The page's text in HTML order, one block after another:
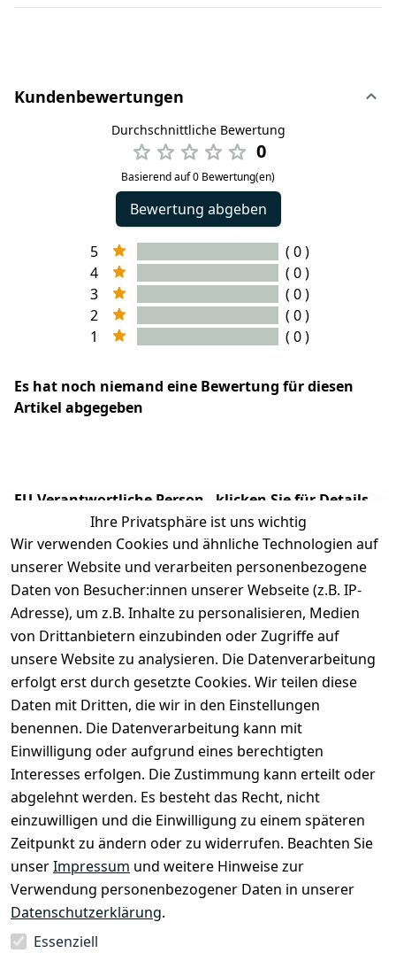
Kundenbewertungen
Durchschnittliche Bewertung
0
Basierend auf 0 Bewertung(en)
Bewertung abgeben
5
( 0 )
4
( 0 )
3
( 0 )
2
( 0 )
1
( 0 )
Es hat noch niemand eine Bewertung für diesen
Artikel abgegeben
EU-Verantwortliche Person - klicken Sie für Details
Ihre Privatsphäre ist uns wichtig
Wir verwenden Cookies und ähnliche Technologien auf
unserer Website und verarbeiten personenbezogene
Daten von Besucher:innen unserer Webseite (z.B. IP-
Adresse), um z.B. Inhalte zu personalisieren, Medien
von Drittanbietern einzubinden oder Zugriffe auf
unsere Website zu analysieren. Die Datenverarbeitung
erfolgt erst durch gesetzte Cookies. Wir teilen diese
Daten mit Dritten, die wir in den Einstellungen
benennen. Die Datenverarbeitung kann mit
Einwilligung oder aufgrund eines berechtigten
Interesses erfolgen. Die Zustimmung kann erteilt oder
abgelehnt werden. Es besteht das Recht, nicht
einzuwilligen und die Einwilligung zu einem späteren
Zeitpunkt zu ändern oder zu widerrufen. Beachten Sie
unserImpressum und weitere Hinweise zur
Verwendung personenbezogener Daten in unserer
Datenschutzerklärung.
Essenziell
Rechtliches
Impressum
Datenschutze
rklärung
Barrierefreihe
itserklärung
Widerrufsrec
ht
Services
Registrieren